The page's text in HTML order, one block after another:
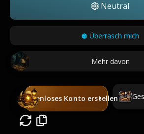
Neutral
Überrasch mich
Mehr davon
Kostenloses Konto erstellen